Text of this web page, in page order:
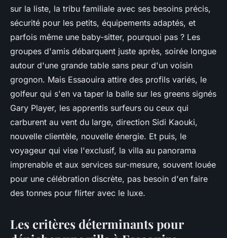
sur la liste, la tribu familiale avec ses besoins précis,
sécurité pour les petits, équipements adaptés, et
parfois même une baby-sitter, pourquoi pas ? Les
groupes d'amis débarquent juste après, soirée longue
autour d'une grande table sans peur d'un voisin
grognon. Mais Essaouira attire des profils variés, le
golfeur qui s'en va taper la balle sur les greens signés
Gary Player, les apprentis surfeurs ou ceux qui
carburent au vent du large, direction Sidi Kaouki,
nouvelle clientèle, nouvelle énergie. Et puis, le
voyageur qui vise l'exclusif, la villa au panorama
imprenable et aux services sur-mesure, souvent louée
pour une célébration discrète, pas besoin d'en faire
des tonnes pour flirter avec le luxe.
Les critères déterminants pour